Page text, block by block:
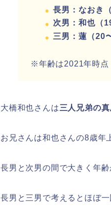
長男：なおき
次男：和也（
三男：蓮（20
※年齢は2021年時点
大橋和也さんは三人兄弟の真
お兄さんは和也さんの8歳年
長男と次男の間で大きく年齢
長男と三男で考えるとほぼ